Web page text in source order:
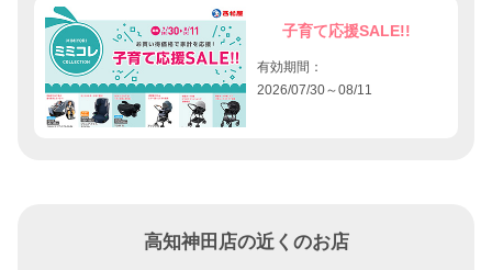
子育て応援SALE!!
有効期間：
2026/07/30～08/11
高知神田店の近くのお店